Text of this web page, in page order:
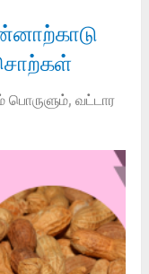
பொருளும்,வட்டார